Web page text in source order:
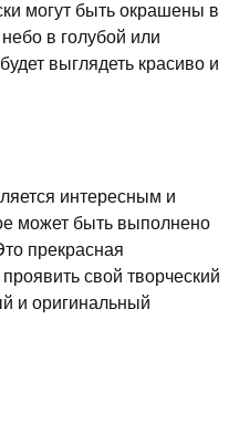
могут быть окрашены в
в голубой или
выглядеть красиво и
интересным и
может быть выполнено
прекрасная
свой творческий
и оригинальный